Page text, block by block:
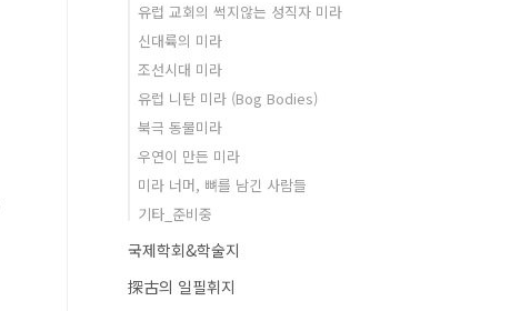
유럽 교회의 썩지않는 성직자 미라
신대륙의 미라
조선시대 미라
유럽 니탄 미라 (Bog Bodies)
북극 동물미라
우연이 만든 미라
미라 너머, 뼈를 남긴 사람들
기타_준비중
국제학회&학술지
探古의 일필휘지